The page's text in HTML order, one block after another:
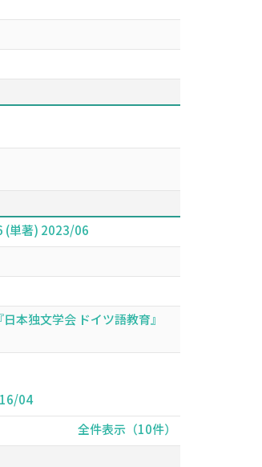
(単著) 2023/06
独文学会 ドイツ語教育』
04
全件表示（10件）